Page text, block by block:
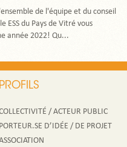
de l'équipe et du conseil
ESS du Pays de Vitré vous
année 2022! Qu...
PROFILS
/ ACTEUR PUBLIC
PORTEUR.SE D’IDÉE / DE PROJET